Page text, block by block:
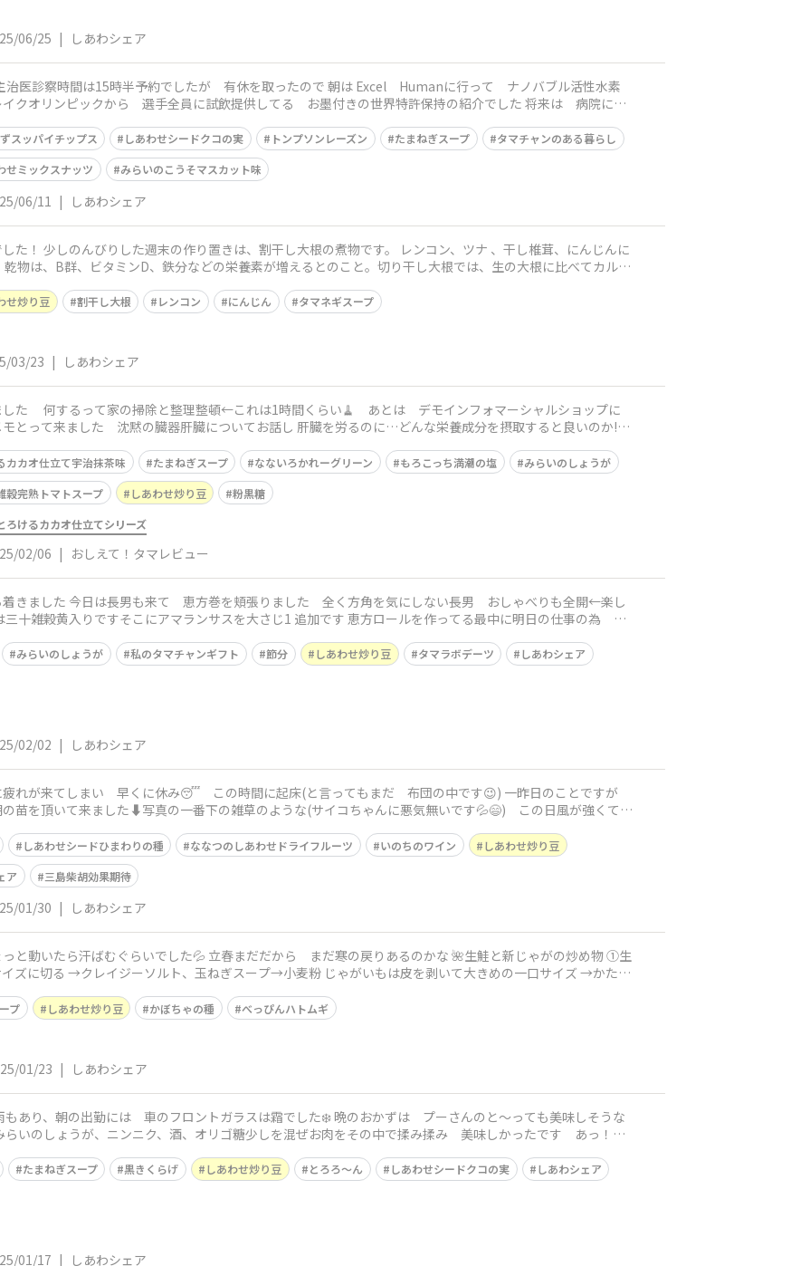
06/25 | しあわシェア
治医診察時間は15時半予約でしたが 有休を取ったので 朝は Excel Humanに行って ナノバブル活性水素
リンピックから 選手全員に試飲提供してる お墨付きの世界特許保持の紹介でした 将来は 病院に活
スッパイチップス しあわせシードクコの実 トンプソンレーズン たまねぎスープ
タマチャンのある暮らし
せミックスナッツ みらいのこうそマスカット味
06/11 | しあわシェア
びりした週末の作り置きは、割干し大根の煮物です。 レンコン、ツナ 、干し椎茸、にんじんに
せ炒り豆 割干し大根 レンコン にんじん タマネギスープ
03/23 | しあわシェア
た 何するって家の掃除と整理整頓←これは1時間くらい🧹 あとは デモインフォマーシャルショップに
って来ました 沈黙の臓器肝臓についてお話し 肝臓を労るのに…どんな栄養成分を摂取すると良いのか!?
カカオ仕立て宇治抹茶味 たまねぎスープ なないろかれーグリーン もろこっち満潮の塩
みらいのしょうが
穀完熟トマトスープ しあわせ炒り豆 粉黒糖
ろけるカカオ仕立てシリーズ
02/06 | おしえて！タマレビュー
きました 今日は長男も来て 恵方巻を頬張りました 全く方角を気にしない長男 おしゃべりも全開←楽し
三十雑穀黄入りですそこにアマランサスを大さじ1 追加です 恵方ロールを作ってる最中に明日の仕事の為 恵
みらいのしょうが 私のタマチャンギフト 節分 しあわせ炒り豆 タマラボデーツ
しあわシェア
02/02 | しあわシェア
れが来てしまい 早くに休み😴 この時間に起床(と言ってもまだ 布団の中です😉) 一昨日のことですが
苗を頂いて来ました⬇️写真の一番下の雑草のような(サイコちゃんに悪気無いです💦😄) この日風が強くて
しあわせシードひまわりの種 ななつのしあわせドライフルーツ いのちのワイン
しあわせ炒り豆
ア 三島柴胡効果期待
01/30 | しあわシェア
ら汗ばむぐらいでした💦 立春まだだから まだ寒の戻りあるのかな 🌺生鮭と新じゃがの炒め物 ①生
ズに切る →クレイジーソルト、玉ねぎスープ→小麦粉 じゃがいもは皮を剥いて大きめの一口サイズ →かため
プ しあわせ炒り豆 かぼちゃの種 べっぴんハトムギ
01/23 | しあわシェア
は 車のフロントガラスは霜でした❄️ 晩のおかずは プーさんのと〜っても美味しそうな
らいのしょうが、ニンニク、酒、オリゴ糖少しを混ぜお肉をその中で揉み揉み 美味しかったです あっ！
たまねぎスープ 黒きくらげ しあわせ炒り豆 とろろ〜ん しあわせシードクコの実
しあわシェア
01/17 | しあわシェア